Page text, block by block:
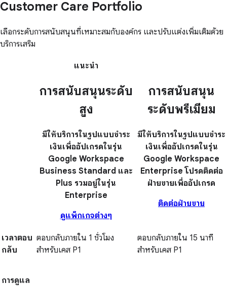
Customer Care Portfolio
เลือกระดับการสนับสนุนที่เหมาะสมกับองค์กร และปรับแต่งเพิ่มเติมด้วย
บริการเสริม
แนะนำ
การสนับสนุนระดับ
สูง
มีให้บริการในรูปแบบชำระ
เงินเพื่ออัปเกรดในรุ่น
Google Workspace
Business Standard และ
Plus รวมอยู่ในรุ่น
Enterprise
ดูแพ็กเกจต่างๆ
การสนับสนุน
ระดับพรีเมียม
มีให้บริการในรูปแบบชำระ
เงินเพื่ออัปเกรดในรุ่น
Google Workspace
Enterprise โปรดติดต่อ
ฝ่ายขายเพื่ออัปเกรด
ติดต่อฝ่ายขาย
เวลาตอบ
กลับ
ตอบกลับภายใน 1 ชั่วโมง
สำหรับเคส P1
ตอบกลับภายใน 15 นาที
สำหรับเคส P1
การดูแล